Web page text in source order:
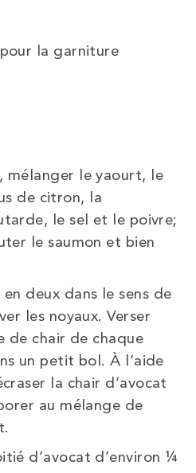
la garniture
mélanger le yaourt, le
de citron, la
le sel et le poivre;
le saumon et bien
deux dans le sens de
les noyaux. Verser
de chair de chaque
un petit bol. À l’aide
la chair d’avocat
au mélange de
d’avocat d’environ ¼